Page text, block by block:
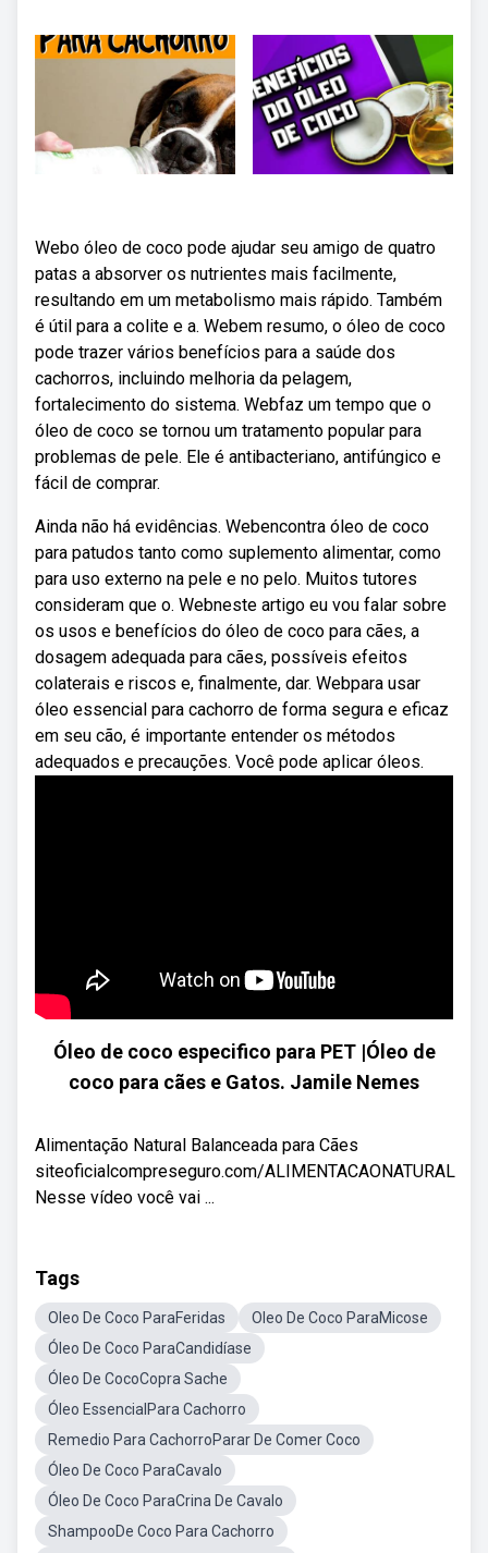
Webo óleo de coco pode ajudar seu amigo de quatro
patas a absorver os nutrientes mais facilmente,
resultando em um metabolismo mais rápido. Também
é útil para a colite e a. Webem resumo, o óleo de coco
pode trazer vários benefícios para a saúde dos
cachorros, incluindo melhoria da pelagem,
fortalecimento do sistema. Webfaz um tempo que o
óleo de coco se tornou um tratamento popular para
problemas de pele. Ele é antibacteriano, antifúngico e
fácil de comprar.
Ainda não há evidências. Webencontra óleo de coco
para patudos tanto como suplemento alimentar, como
para uso externo na pele e no pelo. Muitos tutores
consideram que o. Webneste artigo eu vou falar sobre
os usos e benefícios do óleo de coco para cães, a
dosagem adequada para cães, possíveis efeitos
colaterais e riscos e, finalmente, dar. Webpara usar
óleo essencial para cachorro de forma segura e eficaz
em seu cão, é importante entender os métodos
adequados e precauções. Você pode aplicar óleos.
Óleo de coco especifico para PET |Óleo de
coco para cães e Gatos. Jamile Nemes
Alimentação Natural Balanceada para Cães
siteoficialcompreseguro.com/ALIMENTACAONATURAL
Nesse vídeo você vai ...
Tags
Oleo De Coco ParaFeridas
Oleo De Coco ParaMicose
Óleo De Coco ParaCandidíase
Óleo De CocoCopra Sache
Óleo EssencialPara Cachorro
Remedio Para CachorroParar De Comer Coco
Óleo De Coco ParaCavalo
Óleo De Coco ParaCrina De Cavalo
ShampooDe Coco Para Cachorro